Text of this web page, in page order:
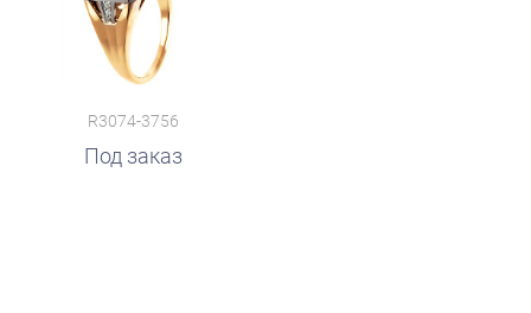
R3074-3756
Под заказ